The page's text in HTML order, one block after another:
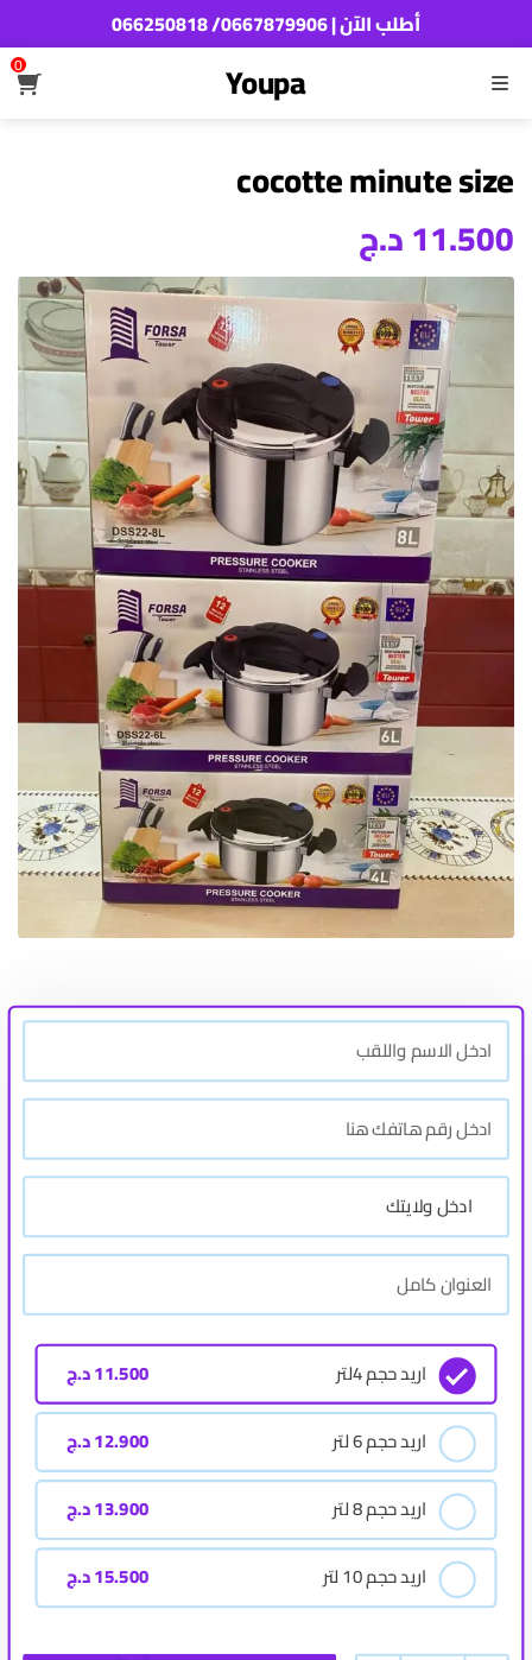
أطلب الآن | 0667879906/ 066250818
القائمة Youpa
0
cocotte minute size
11.500د.ج
اريد حجم 4لتر 11.500د.ج
اريد حجم 6 لتر 12.900د.ج
اريد حجم 8 لتر 13.900د.ج
اريد حجم 10 لتر 15.500د.ج